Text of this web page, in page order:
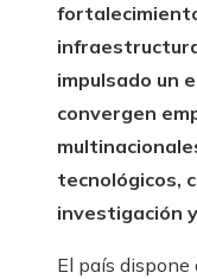
impulsado un
convergen
tecnológicos,
investigación
El país dispone